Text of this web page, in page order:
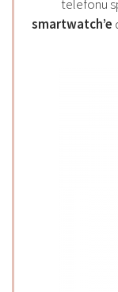
telefonu
smartwatch’e